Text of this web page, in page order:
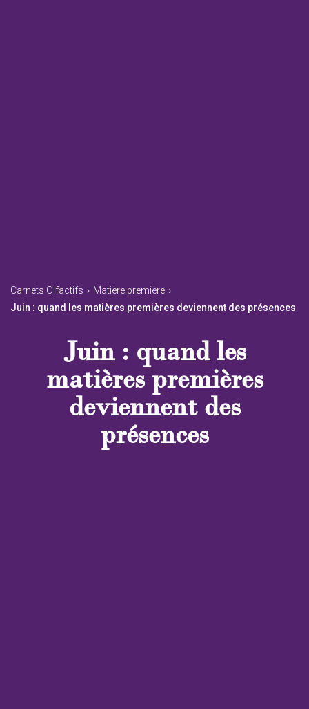
Carnets Olfactifs › Matière première ›
Juin : quand les matières premières deviennent des présences
Juin : quand les
matières premières
deviennent des
présences